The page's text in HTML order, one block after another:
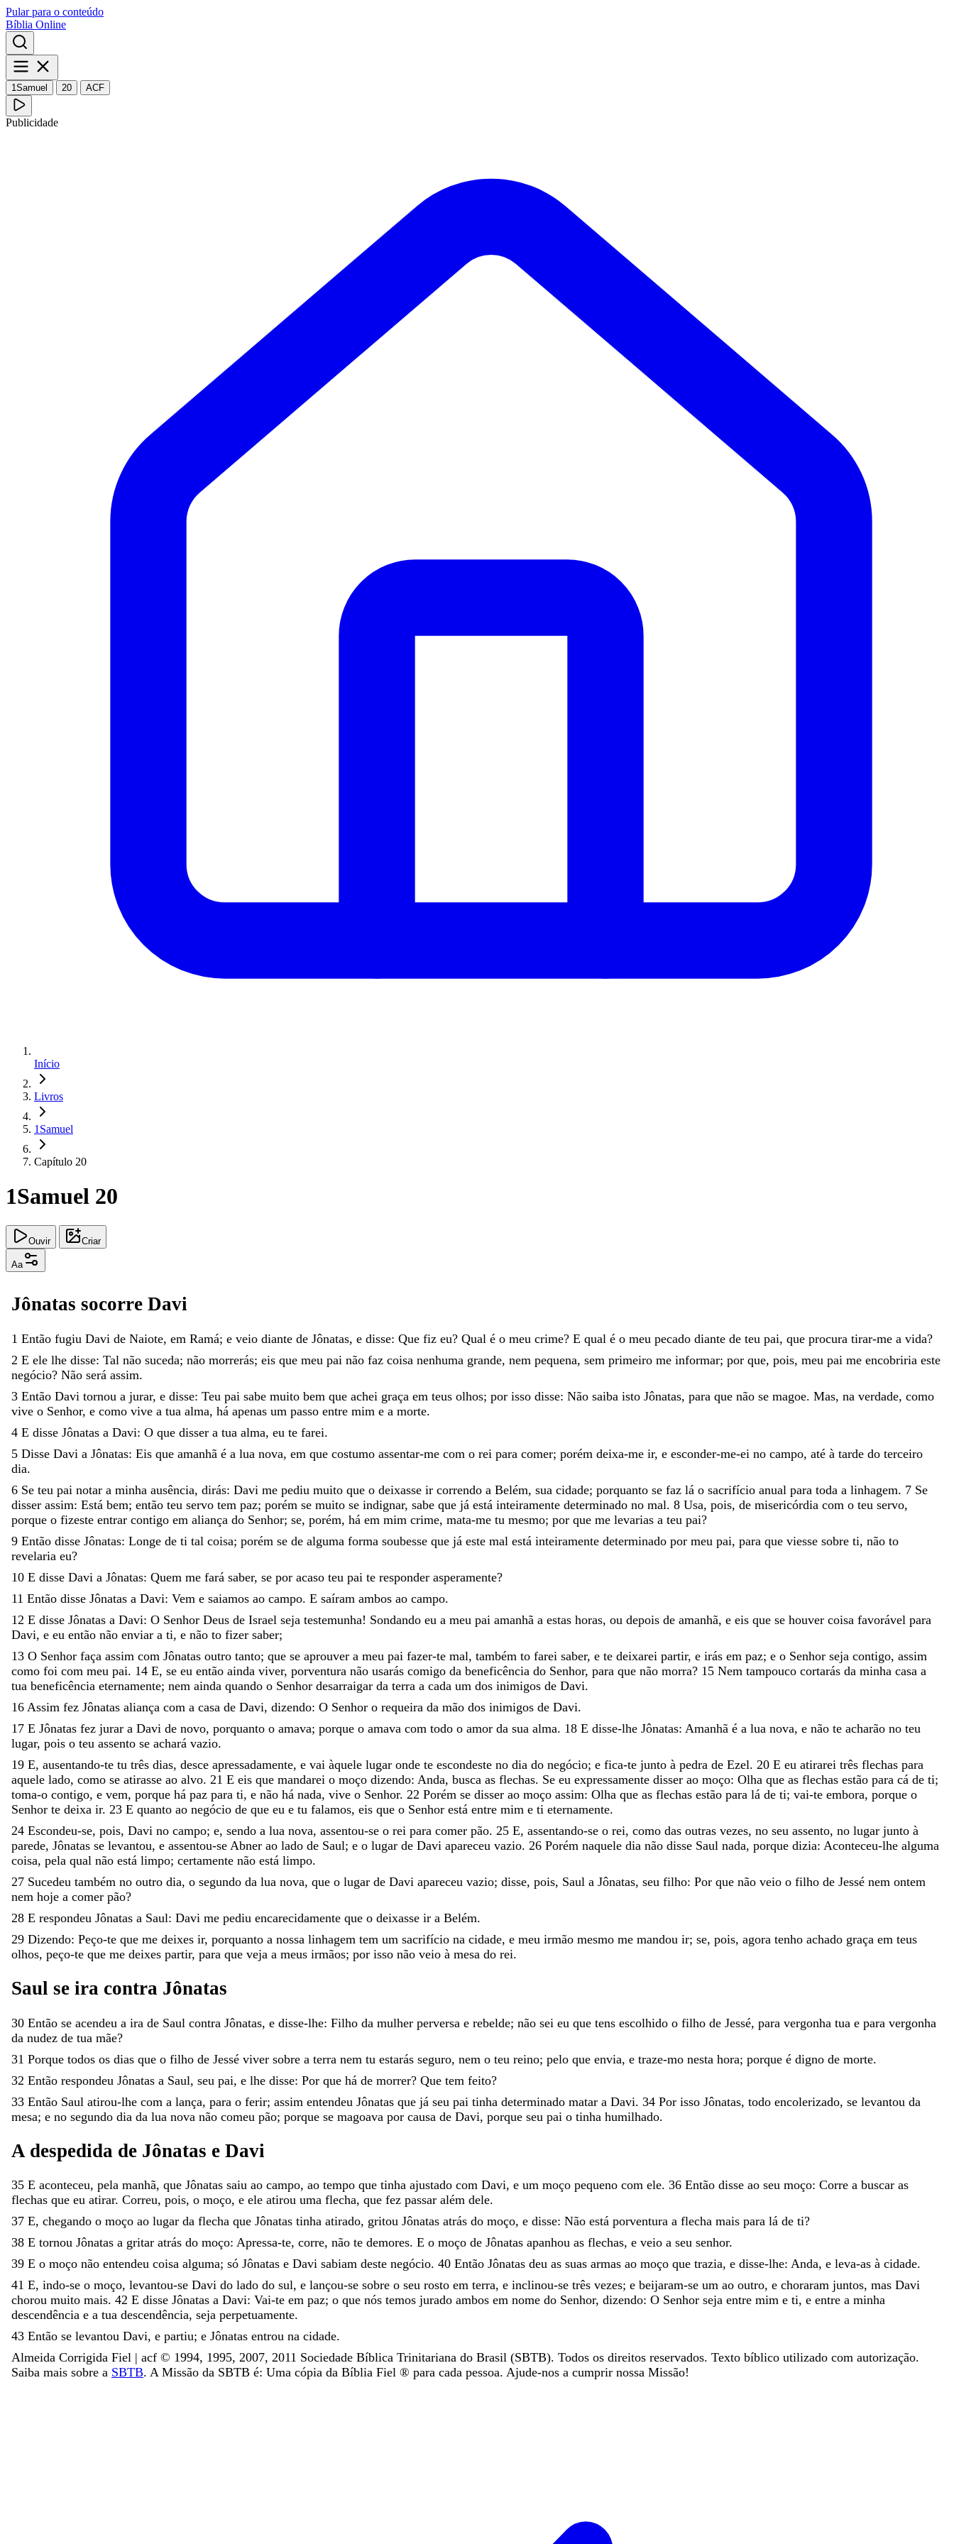
Pular para o conteúdo
Bíblia Online
1Samuel 20 ACF
Publicidade
Início
Livros
1Samuel
Capítulo 20
1Samuel 20
Ouvir Criar
Aa
Jônatas socorre Davi
1 Então fugiu Davi de Naiote, em Ramá; e veio diante de Jônatas, e disse: Que fiz eu? Qual é o meu crime? E qual é o meu pecado diante de teu pai, que procura tirar-me a vida?
2 E ele lhe disse: Tal não suceda; não morrerás; eis que meu pai não faz coisa nenhuma grande, nem pequena, sem primeiro me informar; por que, pois, meu pai me encobriria este
negócio? Não será assim.
3 Então Davi tornou a jurar, e disse: Teu pai sabe muito bem que achei graça em teus olhos; por isso disse: Não saiba isto Jônatas, para que não se magoe. Mas, na verdade, como
vive o Senhor, e como vive a tua alma, há apenas um passo entre mim e a morte.
4 E disse Jônatas a Davi: O que disser a tua alma, eu te farei.
5 Disse Davi a Jônatas: Eis que amanhã é a lua nova, em que costumo assentar-me com o rei para comer; porém deixa-me ir, e esconder-me-ei no campo, até à tarde do terceiro
dia.
6 Se teu pai notar a minha ausência, dirás: Davi me pediu muito que o deixasse ir correndo a Belém, sua cidade; porquanto se faz lá o sacrifício anual para toda a linhagem. 7 Se
disser assim: Está bem; então teu servo tem paz; porém se muito se indignar, sabe que já está inteiramente determinado no mal. 8 Usa, pois, de misericórdia com o teu servo,
porque o fizeste entrar contigo em aliança do Senhor; se, porém, há em mim crime, mata-me tu mesmo; por que me levarias a teu pai?
9 Então disse Jônatas: Longe de ti tal coisa; porém se de alguma forma soubesse que já este mal está inteiramente determinado por meu pai, para que viesse sobre ti, não to
revelaria eu?
10 E disse Davi a Jônatas: Quem me fará saber, se por acaso teu pai te responder asperamente?
11 Então disse Jônatas a Davi: Vem e saiamos ao campo. E saíram ambos ao campo.
12 E disse Jônatas a Davi: O Senhor Deus de Israel seja testemunha! Sondando eu a meu pai amanhã a estas horas, ou depois de amanhã, e eis que se houver coisa favorável para
Davi, e eu então não enviar a ti, e não to fizer saber;
13 O Senhor faça assim com Jônatas outro tanto; que se aprouver a meu pai fazer-te mal, também to farei saber, e te deixarei partir, e irás em paz; e o Senhor seja contigo, assim
como foi com meu pai. 14 E, se eu então ainda viver, porventura não usarás comigo da beneficência do Senhor, para que não morra? 15 Nem tampouco cortarás da minha casa a
tua beneficência eternamente; nem ainda quando o Senhor desarraigar da terra a cada um dos inimigos de Davi.
16 Assim fez Jônatas aliança com a casa de Davi, dizendo: O Senhor o requeira da mão dos inimigos de Davi.
17 E Jônatas fez jurar a Davi de novo, porquanto o amava; porque o amava com todo o amor da sua alma. 18 E disse-lhe Jônatas: Amanhã é a lua nova, e não te acharão no teu
lugar, pois o teu assento se achará vazio.
19 E, ausentando-te tu três dias, desce apressadamente, e vai àquele lugar onde te escondeste no dia do negócio; e fica-te junto à pedra de Ezel. 20 E eu atirarei três flechas para
aquele lado, como se atirasse ao alvo. 21 E eis que mandarei o moço dizendo: Anda, busca as flechas. Se eu expressamente disser ao moço: Olha que as flechas estão para cá de ti;
toma-o contigo, e vem, porque há paz para ti, e não há nada, vive o Senhor. 22 Porém se disser ao moço assim: Olha que as flechas estão para lá de ti; vai-te embora, porque o
Senhor te deixa ir. 23 E quanto ao negócio de que eu e tu falamos, eis que o Senhor está entre mim e ti eternamente.
24 Escondeu-se, pois, Davi no campo; e, sendo a lua nova, assentou-se o rei para comer pão. 25 E, assentando-se o rei, como das outras vezes, no seu assento, no lugar junto à
parede, Jônatas se levantou, e assentou-se Abner ao lado de Saul; e o lugar de Davi apareceu vazio. 26 Porém naquele dia não disse Saul nada, porque dizia: Aconteceu-lhe alguma
coisa, pela qual não está limpo; certamente não está limpo.
27 Sucedeu também no outro dia, o segundo da lua nova, que o lugar de Davi apareceu vazio; disse, pois, Saul a Jônatas, seu filho: Por que não veio o filho de Jessé nem ontem
nem hoje a comer pão?
28 E respondeu Jônatas a Saul: Davi me pediu encarecidamente que o deixasse ir a Belém.
29 Dizendo: Peço-te que me deixes ir, porquanto a nossa linhagem tem um sacrifício na cidade, e meu irmão mesmo me mandou ir; se, pois, agora tenho achado graça em teus
olhos, peço-te que me deixes partir, para que veja a meus irmãos; por isso não veio à mesa do rei.
Saul se ira contra Jônatas
30 Então se acendeu a ira de Saul contra Jônatas, e disse-lhe: Filho da mulher perversa e rebelde; não sei eu que tens escolhido o filho de Jessé, para vergonha tua e para vergonha
da nudez de tua mãe?
31 Porque todos os dias que o filho de Jessé viver sobre a terra nem tu estarás seguro, nem o teu reino; pelo que envia, e traze-mo nesta hora; porque é digno de morte.
32 Então respondeu Jônatas a Saul, seu pai, e lhe disse: Por que há de morrer? Que tem feito?
33 Então Saul atirou-lhe com a lança, para o ferir; assim entendeu Jônatas que já seu pai tinha determinado matar a Davi. 34 Por isso Jônatas, todo encolerizado, se levantou da
mesa; e no segundo dia da lua nova não comeu pão; porque se magoava por causa de Davi, porque seu pai o tinha humilhado.
A despedida de Jônatas e Davi
35 E aconteceu, pela manhã, que Jônatas saiu ao campo, ao tempo que tinha ajustado com Davi, e um moço pequeno com ele. 36 Então disse ao seu moço: Corre a buscar as
flechas que eu atirar. Correu, pois, o moço, e ele atirou uma flecha, que fez passar além dele.
37 E, chegando o moço ao lugar da flecha que Jônatas tinha atirado, gritou Jônatas atrás do moço, e disse: Não está porventura a flecha mais para lá de ti?
38 E tornou Jônatas a gritar atrás do moço: Apressa-te, corre, não te demores. E o moço de Jônatas apanhou as flechas, e veio a seu senhor.
39 E o moço não entendeu coisa alguma; só Jônatas e Davi sabiam deste negócio. 40 Então Jônatas deu as suas armas ao moço que trazia, e disse-lhe: Anda, e leva-as à cidade.
41 E, indo-se o moço, levantou-se Davi do lado do sul, e lançou-se sobre o seu rosto em terra, e inclinou-se três vezes; e beijaram-se um ao outro, e choraram juntos, mas Davi
chorou muito mais. 42 E disse Jônatas a Davi: Vai-te em paz; o que nós temos jurado ambos em nome do Senhor, dizendo: O Senhor seja entre mim e ti, e entre a minha
descendência e a tua descendência, seja perpetuamente.
43 Então se levantou Davi, e partiu; e Jônatas entrou na cidade.
Almeida Corrigida Fiel | acf ©️ 1994, 1995, 2007, 2011 Sociedade Bíblica Trinitariana do Brasil (SBTB). Todos os direitos reservados. Texto bíblico utilizado com autorização.
Saiba mais sobre a SBTB. A Missão da SBTB é: Uma cópia da Bíblia Fiel ®️ para cada pessoa. Ajude-nos a cumprir nossa Missão!